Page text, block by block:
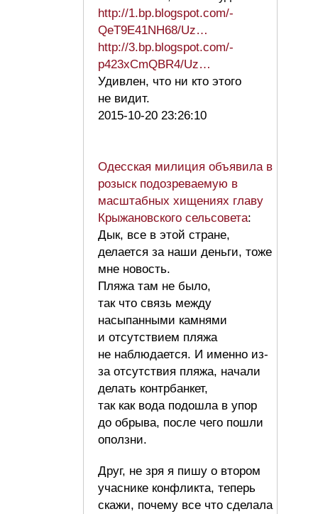
http://1.bp.blogspot.com/-
QeT9E41NH68/Uz…
http://3.bp.blogspot.com/-
p423xCmQBR4/Uz…
Удивлен, что ни кто этого
не видит.
2015-10-20 23:26:10
Одесская милиция объявила в
розыск подозреваемую в
масштабных хищениях главу
Крыжановского сельсовета:
Дык, все в этой стране,
делается за наши деньги, тоже
мне новость.
Пляжа там не было,
так что связь между
насыпанными камнями
и отсутствием пляжа
не наблюдается. И именно из-
за отсутствия пляжа, начали
делать контрбанкет,
так как вода подошла в упор
до обрыва, после чего пошли
оползни.
Друг, не зря я пишу о втором
учаснике конфликта, теперь
скажи, почему все что сделала